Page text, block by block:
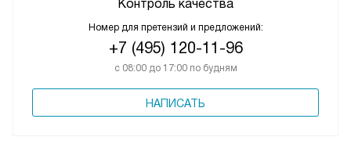
Контроль качества
Номер для претензий и предложений:
+7 (495) 120-11-96
с 08:00 до 17:00 по будням
НАПИСАТЬ